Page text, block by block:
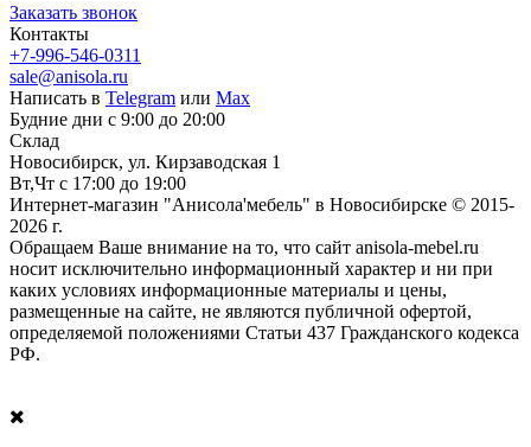
Заказать звонок
Контакты
+7-996-546-0311
sale@anisola.ru
Написать в Telegram или Max
Будние дни с 9:00 до 20:00
Склад
Новосибирск, ул. Кирзаводская 1
Вт,Чт с 17:00 до 19:00
Интернет-магазин "Анисола'мебель" в Новосибирске © 2015-
2026 г.
Обращаем Ваше внимание на то, что сайт anisola-mebel.ru
носит исключительно информационный характер и ни при
каких условиях информационные материалы и цены,
размещенные на сайте, не являются публичной офертой,
определяемой положениями Статьи 437 Гражданского кодекса
РФ.